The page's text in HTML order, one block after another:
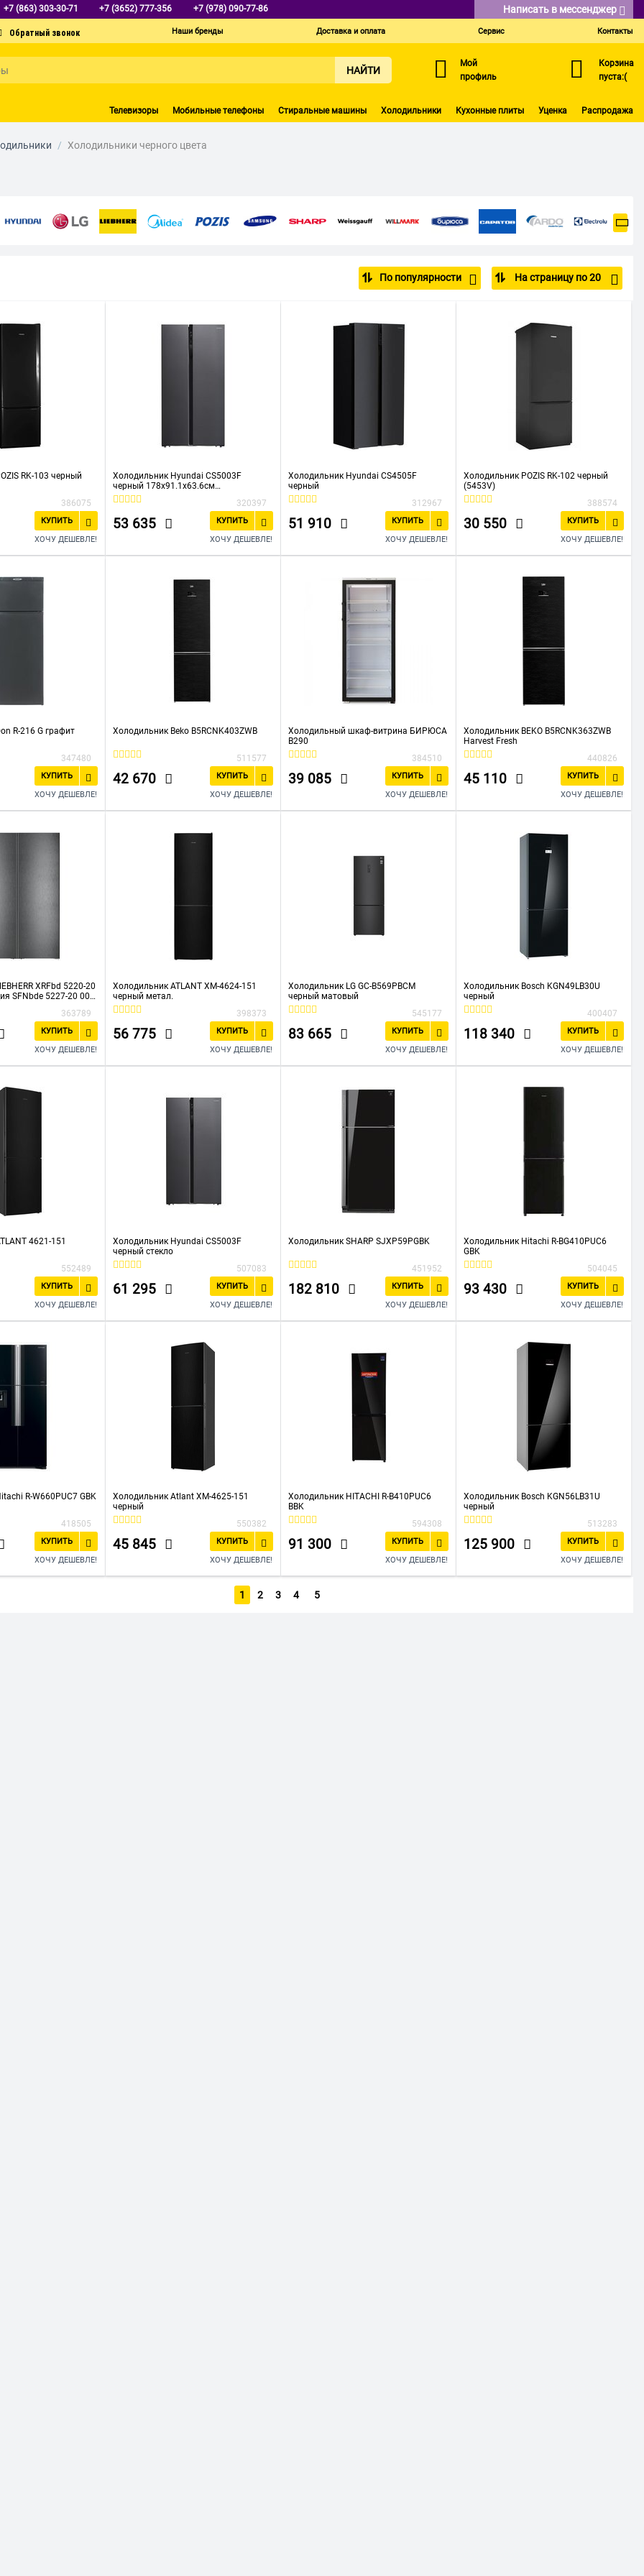
+7 (863) 303-30-71 +7 (3652) 777-356 +7 (978) 090-77-86 Написать в мессенджер
Наши бренды Доставка и оплата Сервис Контакты
НАЙТИ
Мой
профиль
Корзина
пуста:(
Телевизоры Мобильные телефоны Стиральные машины Холодильники Кухонные плиты Уценка Распродажа
/ Холодильники черного цвета
По популярности На страницу по 20
RK-103 черный
386075
КУПИТЬ
ХОЧУ ДЕШЕВЛЕ!
Холодильник Hyundai CS5003F
черный 178x91.1x63.6см
(двухкамерный) Side by Side
320397
53 635
КУПИТЬ
ХОЧУ ДЕШЕВЛЕ!
Холодильник Hyundai CS4505F
черный
312967
51 910
КУПИТЬ
ХОЧУ ДЕШЕВЛЕ!
Холодильник POZIS RK-102 черный
(5453V)
388574
30 550
КУПИТЬ
ХОЧУ ДЕШЕВЛЕ!
R-216 G графит
347480
КУПИТЬ
ХОЧУ ДЕШЕВЛЕ!
Холодильник Beko B5RCNK403ZWB
511577
42 670
КУПИТЬ
ХОЧУ ДЕШЕВЛЕ!
Холодильный шкаф-витрина БИРЮСА
B290
384510
39 085
КУПИТЬ
ХОЧУ ДЕШЕВЛЕ!
Холодильник BEKO B5RCNK363ZWB
Harvest Fresh
440826
45 110
КУПИТЬ
ХОЧУ ДЕШЕВЛЕ!
XRFbd 5220-20
SFNbde 5227-20 001
001)
363789
КУПИТЬ
ХОЧУ ДЕШЕВЛЕ!
Холодильник ATLANT ХМ-4624-151
черный метал.
398373
56 775
КУПИТЬ
ХОЧУ ДЕШЕВЛЕ!
Холодильник LG GC-B569PBCM
черный матовый
545177
83 665
КУПИТЬ
ХОЧУ ДЕШЕВЛЕ!
Холодильник Bosch KGN49LB30U
черный
400407
118 340
КУПИТЬ
ХОЧУ ДЕШЕВЛЕ!
4621-151
552489
КУПИТЬ
ХОЧУ ДЕШЕВЛЕ!
Холодильник Hyundai CS5003F
черный стекло
507083
61 295
КУПИТЬ
ХОЧУ ДЕШЕВЛЕ!
Холодильник SHARP SJXP59PGBK
451952
182 810
КУПИТЬ
ХОЧУ ДЕШЕВЛЕ!
Холодильник Hitachi R-BG410PUC6
GBK
504045
93 430
КУПИТЬ
ХОЧУ ДЕШЕВЛЕ!
R-W660PUC7 GBK
418505
КУПИТЬ
ХОЧУ ДЕШЕВЛЕ!
Холодильник Atlant ХМ-4625-151
черный
550382
45 845
КУПИТЬ
ХОЧУ ДЕШЕВЛЕ!
Холодильник HITACHI R-B410PUC6
BBK
594308
91 300
КУПИТЬ
ХОЧУ ДЕШЕВЛЕ!
Холодильник Bosch KGN56LB31U
черный
513283
125 900
КУПИТЬ
ХОЧУ ДЕШЕВЛЕ!
1 2 3 4 5